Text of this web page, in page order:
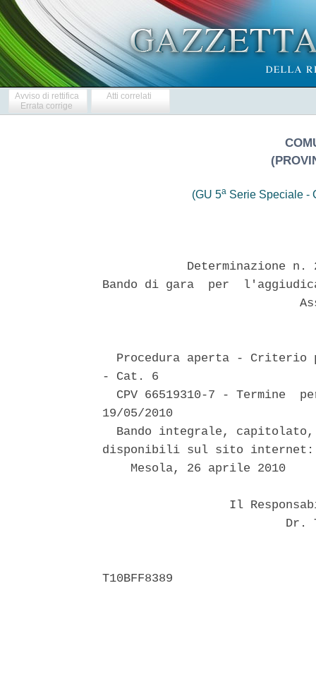
Avviso di rettifica
Errata corrige
Atti correlati
(GU 5a Serie Speciale -
Determinazione
Bando di gara  per
Procedura aperta - Criterio
- Cat. 6
CPV 66519310-7 - Termine
19/05/2010
Bando integrale,
disponibili sul sito internet:
    Mesola, 26 aprile 2010
Il